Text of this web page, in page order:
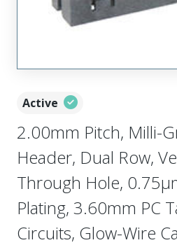
Active
2.00mm Pitch, Milli-
Header, Dual Row,
Through Hole,
Plating, 3.60mm PC
Circuits, Glow-Wire